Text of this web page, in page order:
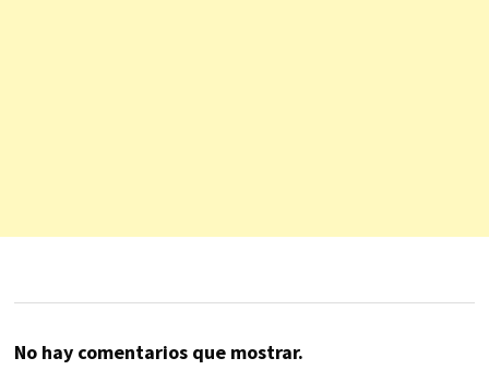
No hay comentarios que mostrar.